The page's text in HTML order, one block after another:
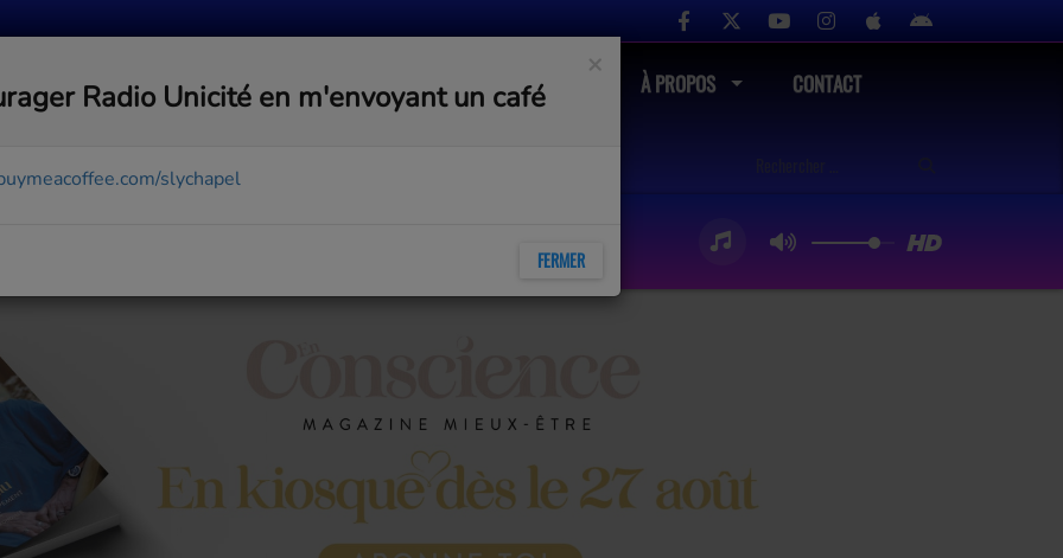
MUSIQUE ACTUALITÉS MÉDIAS COMMUNAUTÉ À PROPOS CONTACT
×
Radio Unicité en m'envoyant un café
slychapel
FERMER